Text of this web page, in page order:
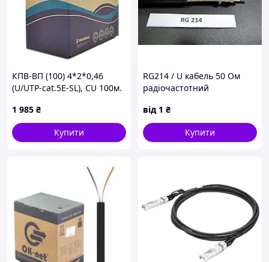
КПВ-ВП (100) 4*2*0,46
(U/UTP-cat.5E-SL), CU 100м.
внутрішній)
1 985 ₴
Купити
RG214 / U кабель 50 Ом
радіочастотний
від 1 ₴
Купити